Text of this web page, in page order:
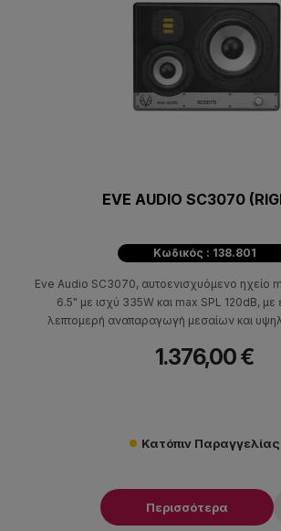
EVE AUDIO SC3070
Κωδικός : 138.801
Eve Audio SC3070, αυτοενισχυόμενο ηχείο
6.5" με ισχύ 335W και max SPL 120dB, με
λεπτομερή αναπαραγωγή μεσαίων και
1.376,00 €
Κατόπιν Παραγγελίας
Περισσότερα